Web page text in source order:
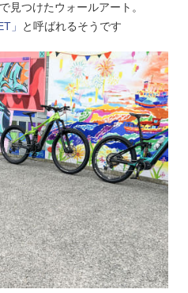
見つけたウォールアート。
」
と呼ばれるそうです